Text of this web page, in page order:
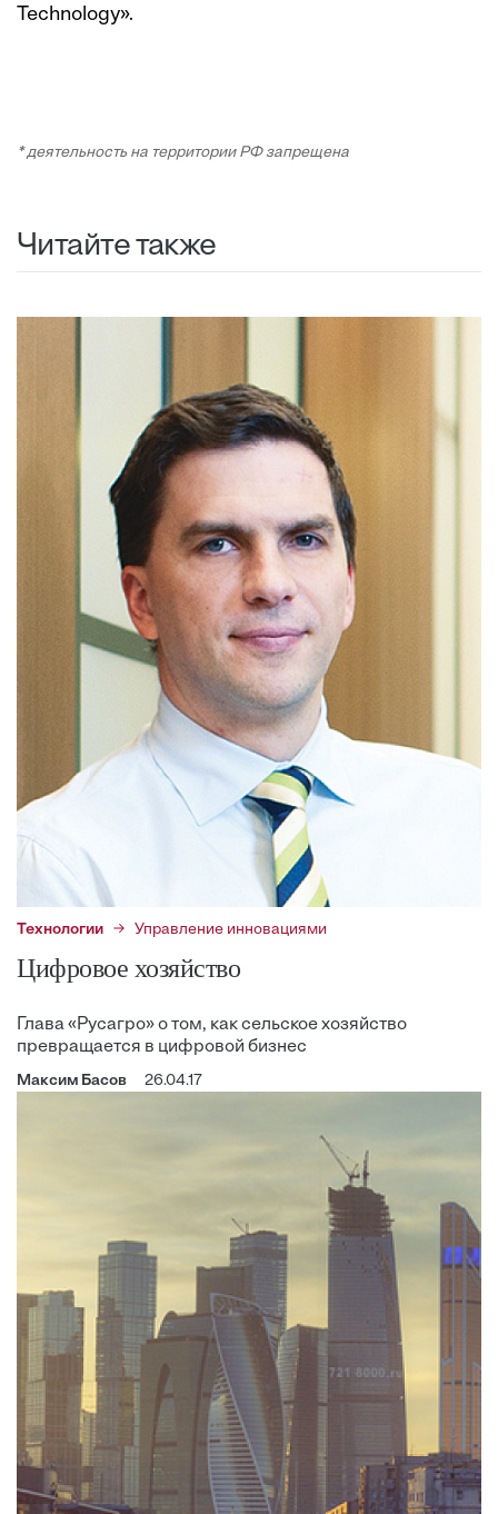
Technology».
* деятельность на территории РФ запрещена
Читайте также
Технологии Управление инновациями
Цифровое хозяйство
Глава «Русагро» о том, как сельское хозяйство
превращается в цифровой бизнес
Максим Басов 26.04.17